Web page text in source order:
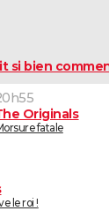
si bien
Originals
fatale
le roi !